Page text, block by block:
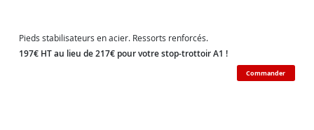
Pieds stabilisateurs en acier. Ressorts renforcés.
197€ HT au lieu de 217€ pour votre stop-trottoir A1 !
Commander